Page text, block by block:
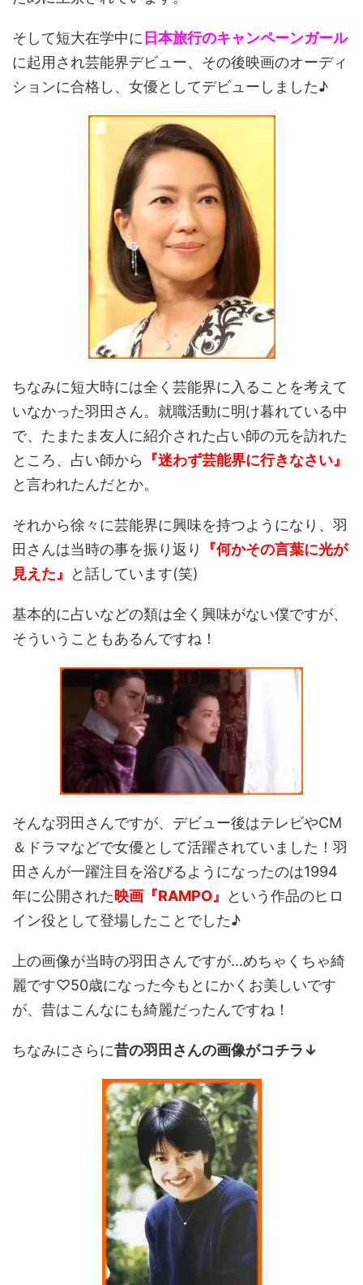
そして短大在学中に 日本旅行のキャンペーンガール
に起用され芸能界デビュー、その後映画のオーディ
ションに合格し、女優としてデビューしました♪
ちなみに短大時には全く芸能界に入ることを考えて
いなかった羽田さん。就職活動に明け暮れている中
で、たまたま友人に紹介された占い師の元を訪れた
ところ、占い師から
『迷わず芸能界に行きなさい』
と言われたんだとか。
それから徐々に芸能界に興味を持つようになり、羽
田さんは当時の事を振り返り
『何かその言葉に光が
見えた』
と話しています(笑)
基本的に占いなどの類は全く興味がない僕ですが、
そういうこともあるんですね！
そんな羽田さんですが、デビュー後はテレビやCM
＆ドラマなどで女優として活躍されていました！羽
田さんが一躍注目を浴びるようになったのは1994
年に公開された 映画『RAMPO』
という作品のヒロ
イン役として登場したことでした♪
上の画像が当時の羽田さんですが…めちゃくちゃ綺
麗です♡50歳になった今もとにかくお美しいです
が、昔はこんなにも綺麗だったんですね！
ちなみにさらに昔の羽田さんの画像がコチラ↓